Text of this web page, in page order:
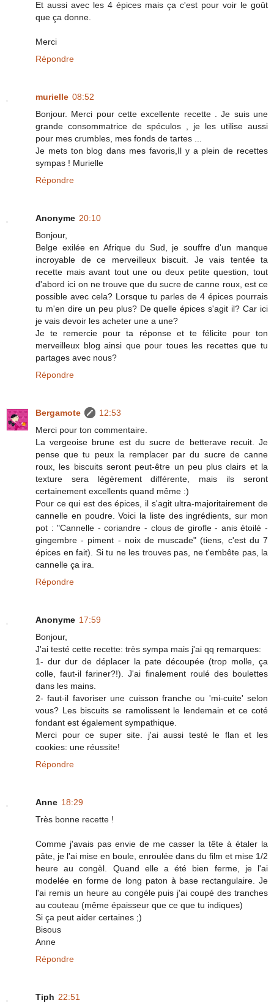
Et aussi avec les 4 épices mais ça c'est pour voir le goût
que ça donne.
Merci
Répondre
murielle 08:52
Bonjour. Merci pour cette excellente recette . Je suis une
grande consommatrice de spéculos , je les utilise aussi
pour mes crumbles, mes fonds de tartes ...
Je mets ton blog dans mes favoris,Il y a plein de recettes
sympas ! Murielle
Répondre
Anonyme 20:10
Bonjour,
Belge exilée en Afrique du Sud, je souffre d'un manque
incroyable de ce merveilleux biscuit. Je vais tentée ta
recette mais avant tout une ou deux petite question, tout
d'abord ici on ne trouve que du sucre de canne roux, est ce
possible avec cela? Lorsque tu parles de 4 épices pourrais
tu m'en dire un peu plus? De quelle épices s'agit il? Car ici
je vais devoir les acheter une a une?
Je te remercie pour ta réponse et te félicite pour ton
merveilleux blog ainsi que pour toues les recettes que tu
partages avec nous?
Répondre
Bergamote
12:53
Merci pour ton commentaire.
La vergeoise brune est du sucre de betterave recuit. Je
pense que tu peux la remplacer par du sucre de canne
roux, les biscuits seront peut-être un peu plus clairs et la
texture sera légèrement différente, mais ils seront
certainement excellents quand même :)
Pour ce qui est des épices, il s'agit ultra-majoritairement de
cannelle en poudre. Voici la liste des ingrédients, sur mon
pot : "Cannelle - coriandre - clous de girofle - anis étoilé -
gingembre - piment - noix de muscade" (tiens, c'est du 7
épices en fait). Si tu ne les trouves pas, ne t'embête pas, la
cannelle ça ira.
Répondre
Anonyme 17:59
Bonjour,
J'ai testé cette recette: très sympa mais j'ai qq remarques:
1- dur dur de déplacer la pate découpée (trop molle, ça
colle, faut-il fariner?!). J'ai finalement roulé des boulettes
dans les mains.
2- faut-il favoriser une cuisson franche ou 'mi-cuite' selon
vous? Les biscuits se ramolissent le lendemain et ce coté
fondant est également sympathique.
Merci pour ce super site. j'ai aussi testé le flan et les
cookies: une réussite!
Répondre
Anne 18:29
Très bonne recette !
Comme j'avais pas envie de me casser la tête à étaler la
pâte, je l'ai mise en boule, enroulée dans du film et mise 1/2
heure au congèl. Quand elle a été bien ferme, je l'ai
modelée en forme de long paton à base rectangulaire. Je
l'ai remis un heure au congéle puis j'ai coupé des tranches
au couteau (même épaisseur que ce que tu indiques)
Si ça peut aider certaines ;)
Bisous
Anne
Répondre
Tiph 22:51